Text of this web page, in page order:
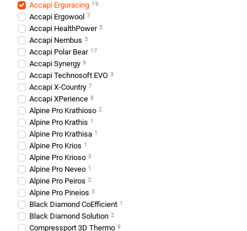
Accapi Ergoracing 19
Accapi Ergowool 7
Accapi HealthPower 5
Accapi Nembus 5
Accapi Polar Bear 17
Accapi Synergy 6
Accapi Technosoft EVO 3
Accapi X-Country 7
Accapi XPerience 8
Alpine Pro Krathioso 2
Alpine Pro Krathis 1
Alpine Pro Krathisa 1
Alpine Pro Krios 1
Alpine Pro Krioso 3
Alpine Pro Neveo 1
Alpine Pro Peiros 2
Alpine Pro Pineios 3
Black Diamond CoEfficient 1
Black Diamond Solution 2
Compressport 3D Thermo 9